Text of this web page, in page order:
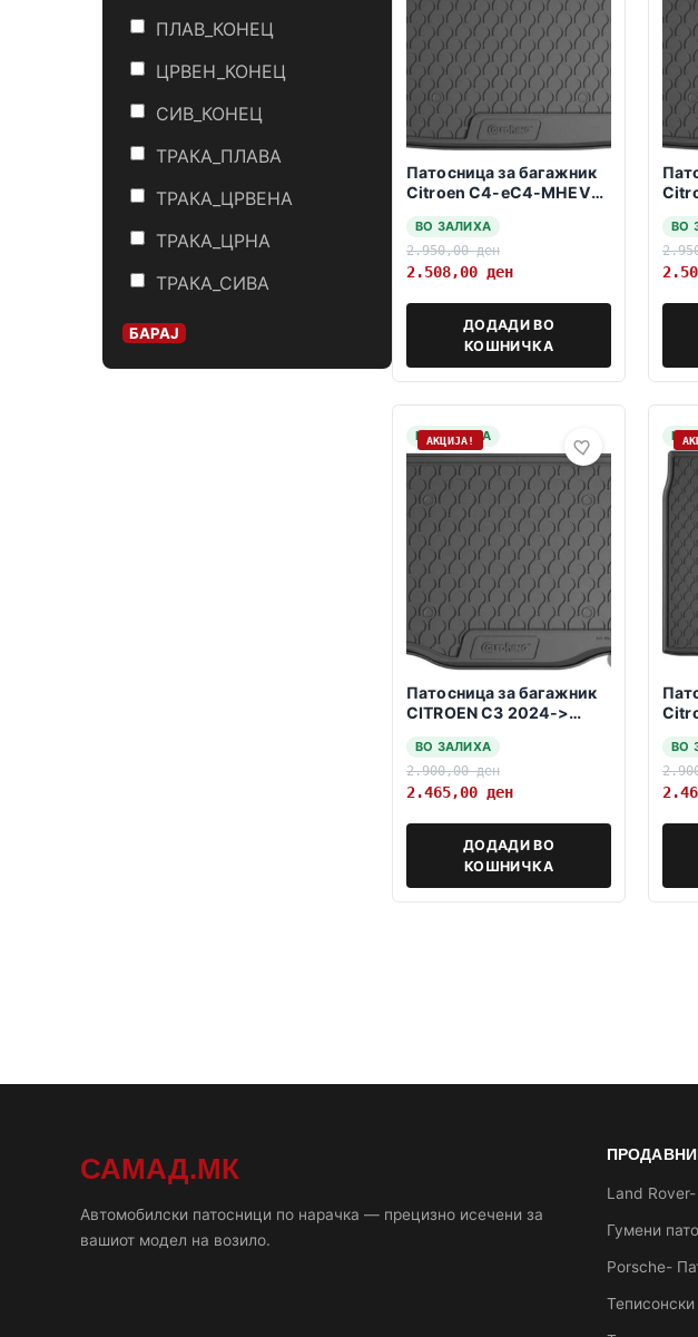
ПЛАВ_КОНЕЦ
ЦРВЕН_КОНЕЦ
СИВ_КОНЕЦ
ТРАКА_ПЛАВА
ТРАКА_ЦРВЕНА
ТРАКА_ЦРНА
ТРАКА_СИВА
БАРАЈ
Патосница за багажник
Citroen C4-eC4-MHEV
gorno var. nivo
ВО ЗАЛИХА
2.950,00ден
2.508,00 ден
ДОДАДИ ВО
КОШНИЧКА
ВО
НА ЗАЛИХА
АКЦИЈА!
Патосница за багажник
CITROEN C3 2024->
ВО ЗАЛИХА
2.900,00ден
2.465,00 ден
ДОДАДИ ВО
КОШНИЧКА
НА
ВО
САМАД.МК
Автомобилски патосници по нарачка — прецизно исечени за
вашиот модел на возило.
Land
Гумени
Porsche-